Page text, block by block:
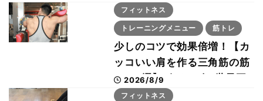
ーでは驚異の種目2位
フィットネス
トレーニングメニュー 筋トレ
少しのコツで効果倍増！【カ
ッコいい肩を作る三角筋の筋
トレ6選】ボディビル世界王
者が解説！
2026/8/9
フィットネス